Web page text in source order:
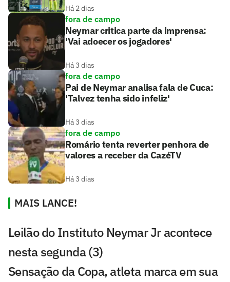
Há 2 dias
fora de campo
Neymar critica parte da imprensa:
'Vai adoecer os jogadores'
Há 3 dias
fora de campo
Pai de Neymar analisa fala de Cuca:
'Talvez tenha sido infeliz'
Há 3 dias
fora de campo
Romário tenta reverter penhora de
valores a receber da CazéTV
Há 3 dias
MAIS LANCE!
Leilão do Instituto Neymar Jr acontece
nesta segunda (3)
Sensação da Copa, atleta marca em sua